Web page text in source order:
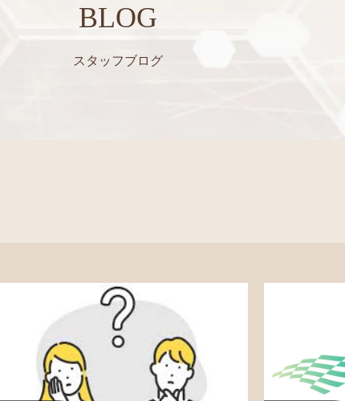
BLOG
スタッフブログ